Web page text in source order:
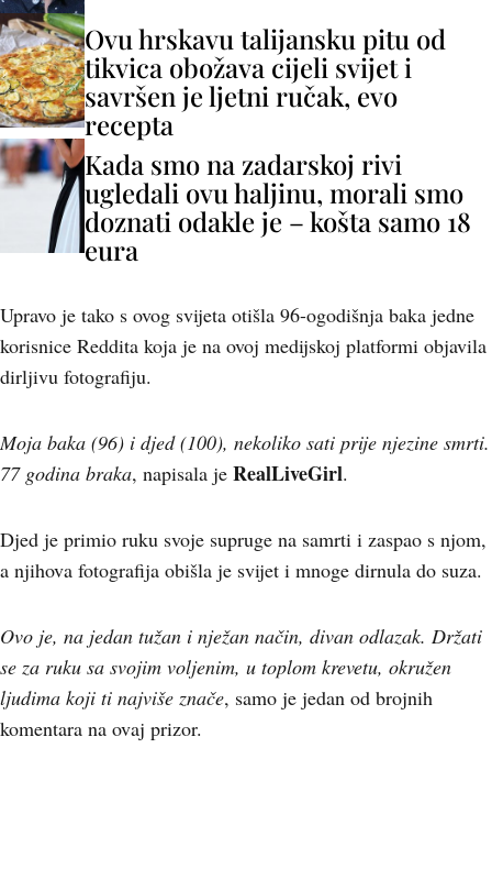
Ovu hrskavu talijansku pitu od
tikvica obožava cijeli svijet i
savršen je ljetni ručak, evo
recepta
Kada smo na zadarskoj rivi
ugledali ovu haljinu, morali smo
doznati odakle je – košta samo 18
eura
Upravo je tako s ovog svijeta otišla 96-ogodišnja baka jedne
korisnice Reddita koja je na ovoj medijskoj platformi objavila
dirljivu fotografiju.
Moja baka (96) i djed (100), nekoliko sati prije njezine smrti.
77 godina braka, napisala je RealLiveGirl.
Djed je primio ruku svoje supruge na samrti i zaspao s njom,
a njihova fotografija obišla je svijet i mnoge dirnula do suza.
Ovo je, na jedan tužan i nježan način, divan odlazak. Držati
se za ruku sa svojim voljenim, u toplom krevetu, okružen
ljudima koji ti najviše znače, samo je jedan od brojnih
komentara na ovaj prizor.